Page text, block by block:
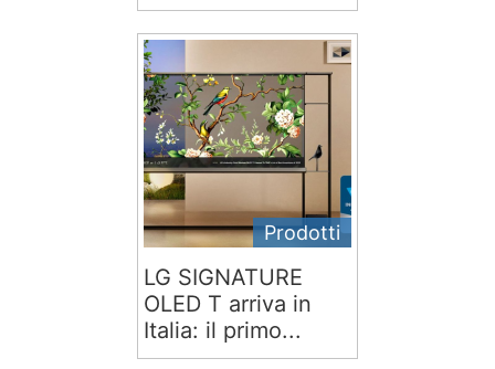
Prodotti
LG SIGNATURE
OLED T arriva in
Italia: il primo...